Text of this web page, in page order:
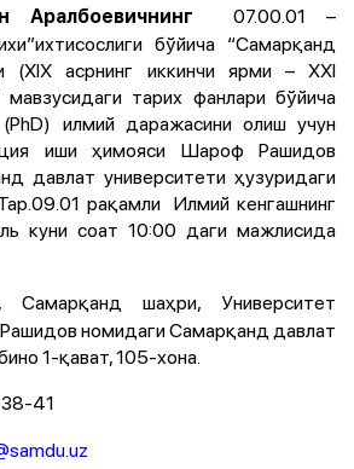
Аралбоевичнинг
07.00.01 –
бўйича “Самарқанд
(ХIХ асрнинг иккинчи ярми – ХХI
мавзусидаги тарих фанлари бўйича
илмий даражасини олиш учун
иши ҳимояси Шароф Рашидов
давлат университети ҳузуридаги
рақамли Илмий кенгашнинг
куни соат 10:00 даги мажлисида
Самарқанд шаҳри, Университет
номидаги Самарқанд давлат
1-қават, 105-хона.
41